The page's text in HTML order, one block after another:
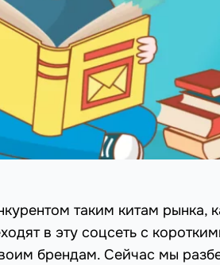
таким китам рынка,
в эту соцсеть с
брендам. Сейчас мы